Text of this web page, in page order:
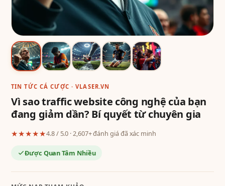
TIN TỨC CÁ CƯỢC · VLASER.VN
Vì sao traffic website công nghệ của bạn
đang giảm dần? Bí quyết từ chuyên gia
★★★★★4.8 / 5.0 · 2,607+ đánh giá đã xác minh
Được Quan Tâm Nhiều